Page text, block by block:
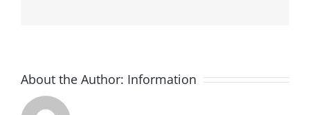
About the Author: Information